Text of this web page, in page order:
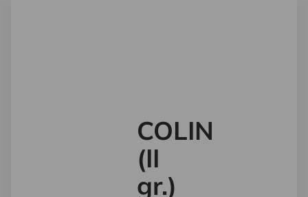
COLIN
(II
gr.)